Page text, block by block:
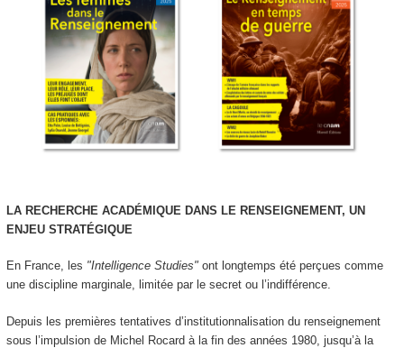
LA RECHERCHE ACADÉMIQUE DANS LE RENSEIGNEMENT, UN
ENJEU STRATÉGIQUE
En France, les "Intelligence Studies"ont longtemps été perçues comme
une discipline marginale, limitée par le secret ou l’indifférence.
Depuis les premières tentatives d’institutionnalisation du renseignement
sous l’impulsion de Michel Rocard à la fin des années 1980, jusqu’à la